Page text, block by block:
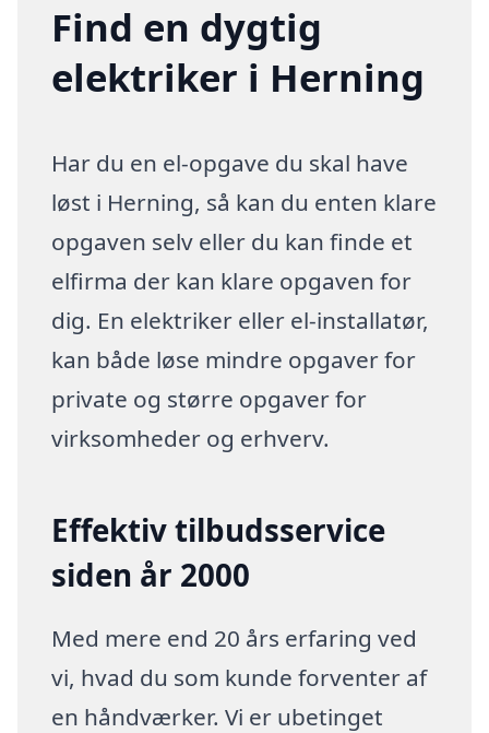
Find en dygtig
elektriker i Herning
Har du en el-opgave du skal have
løst i Herning, så kan du enten klare
opgaven selv eller du kan finde et
elfirma der kan klare opgaven for
dig. En elektriker eller el-installatør,
kan både løse mindre opgaver for
private og større opgaver for
virksomheder og erhverv.
Effektiv tilbudsservice
siden år 2000
Med mere end 20 års erfaring ved
vi, hvad du som kunde forventer af
en håndværker. Vi er ubetinget